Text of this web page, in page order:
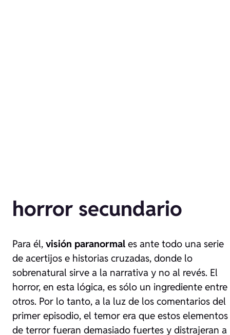
horror secundario
Para él, visión paranormal es ante todo una serie
de acertijos e historias cruzadas, donde lo
sobrenatural sirve a la narrativa y no al revés. El
horror, en esta lógica, es sólo un ingrediente entre
otros. Por lo tanto, a la luz de los comentarios del
primer episodio, el temor era que estos elementos
de terror fueran demasiado fuertes y distrajeran a